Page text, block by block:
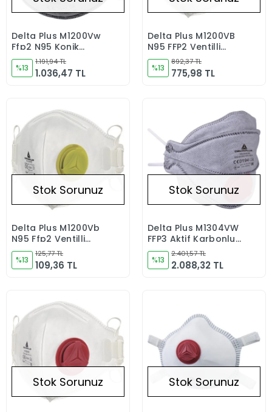
Stokta Yok
Delta Plus M1200Vw
Ffp2 N95 Konik
Ventilli Toz Maskesi
10&#39;lu
%13
1.191,94 TL
1.036,47 TL
Stokta Yok
Delta Plus M1200VB
N95 FFP2 Ventilli
Koruyucu Toz ve Sis
Maskesi 10 Adet
%13
892,37 TL
775,98 TL
Stokta Yok
Stok Sorunuz
Delta Plus M1200Vb
N95 Ffp2 Ventilli
Koruyucu Toz
Maskesi 1&#39;li
%13
125,77 TL
109,36 TL
Stokta Yok
Stok Sorunuz
Delta Plus M1304VW
FFP3 Aktif Karbonlu
Kalıplı Ventilli Toz
Maskesi 10&#39;lu
%13
2.401,57 TL
2.088,32 TL
Stok Sorunuz Stok Sorunuz